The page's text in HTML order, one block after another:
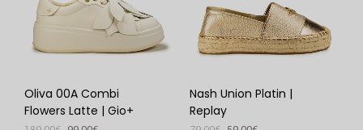
Oliva 00A Combi
Flowers Latte | Gio+
Nash Union Platin |
Replay